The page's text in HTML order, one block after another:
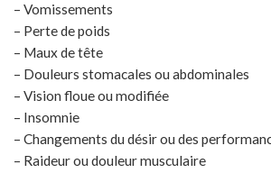
– Vomissements
– Perte de poids
– Maux de tête
– Douleurs stomacales ou abdominales
– Vision floue ou modifiée
– Insomnie
– Changements du désir ou des
– Raideur ou douleur musculaire